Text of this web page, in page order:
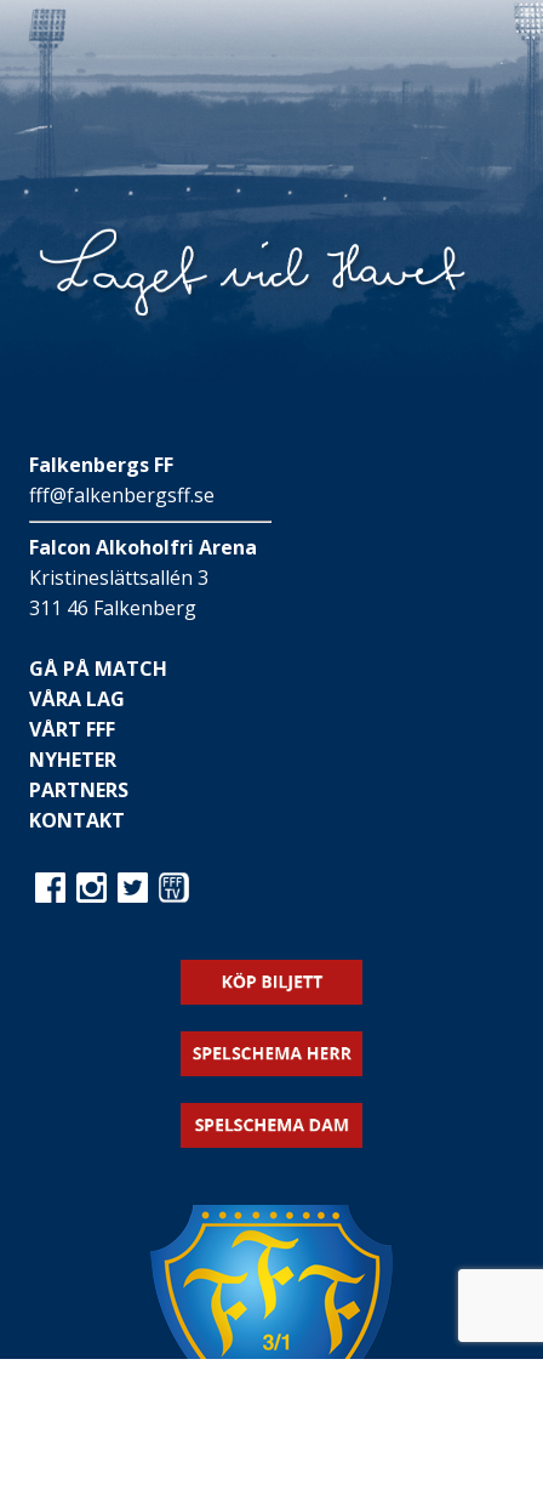
Falkenbergs FF
fff@falkenbergsff.se
Falcon Alkoholfri Arena
Kristineslättsallén 3
311 46 Falkenberg
GÅ PÅ MATCH
VÅRA LAG
VÅRT FFF
NYHETER
PARTNERS
KONTAKT